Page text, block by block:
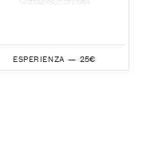
ESPERIENZA — 25€